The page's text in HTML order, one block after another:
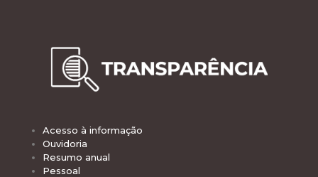
Acesso à informação
Ouvidoria
Resumo anual
Pessoal